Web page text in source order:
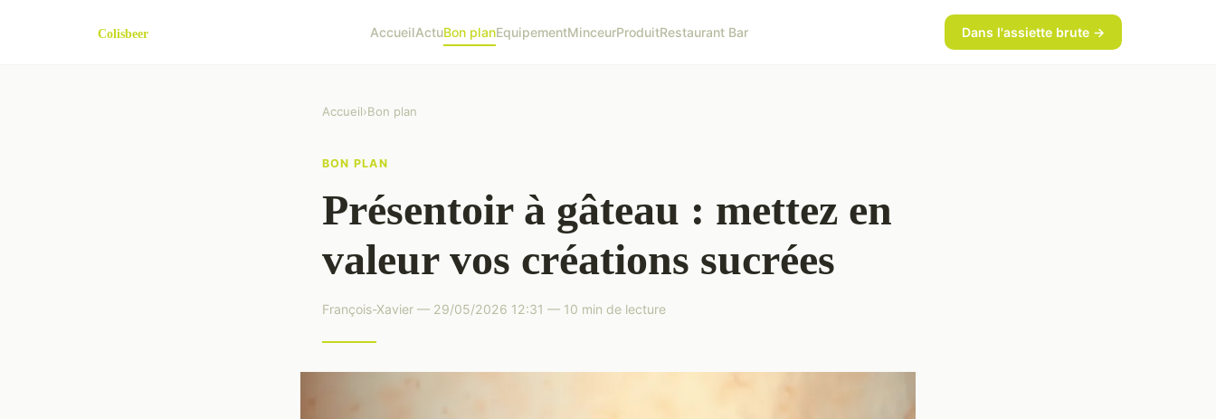
AccueilActuBon planEquipementMinceurProduitRestaurant Bar Dans l'assiette brute →
Accueil›Bon plan
BON PLAN
Présentoir à gâteau : mettez en
valeur vos créations sucrées
François-Xavier — 29/05/2026 12:31 — 10 min de lecture